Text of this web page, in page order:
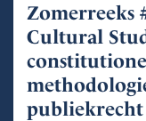
Zomerreeks
Cultural
publiekrecht